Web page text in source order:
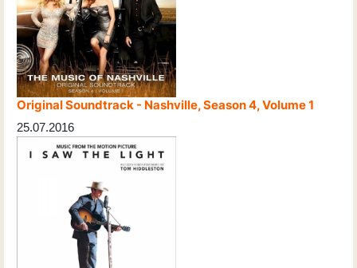
Original Soundtrack - Nashville, Season 4, Volume 1
25.07.2016